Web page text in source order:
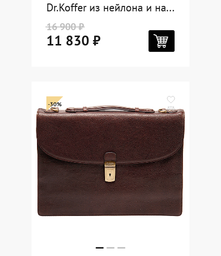
Dr.Koffer из нейлона и на...
16 900 ₽
11 830 ₽
-30%